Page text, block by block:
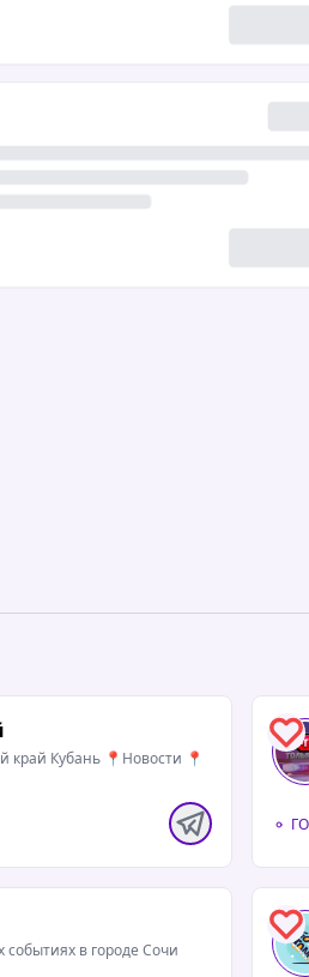
📍Новости 📍
в городе Сочи